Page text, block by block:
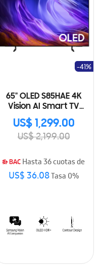
65" OLED S85HAE 4K
Vision AI Smart TV
(2026)
US$ 1,299.00
US$ 2,199.00
-41%
Hasta 36 cuotas de
US$ 36.08Tasa 0%